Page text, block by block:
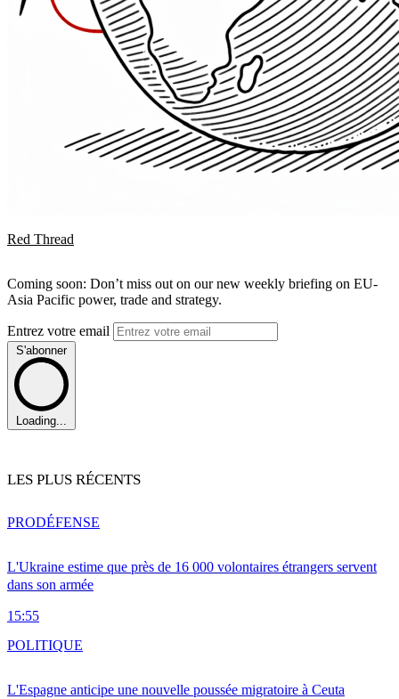
Red Thread
Coming soon: Don’t miss out on our new weekly briefing on EU-
Asia Pacific power, trade and strategy.
Entrez votre email
S'abonner
Loading...
LES PLUS RÉCENTS
L'Ukraine estime que près de 16 000 volontaires étrangers servent
dans son armée
15:55
PRODÉFENSE
L'Espagne anticipe une nouvelle poussée migratoire à Ceuta
POLITIQUE